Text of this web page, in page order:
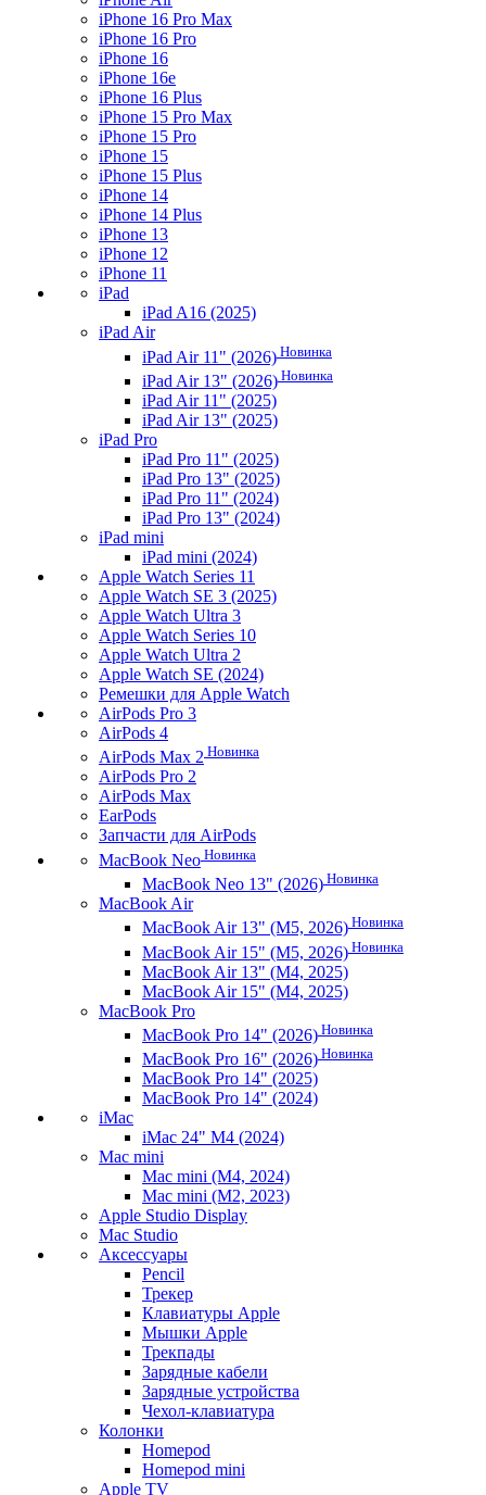
iPhone 16 Pro Max
iPhone 16 Pro
iPhone 16
iPhone 16e
iPhone 16 Plus
iPhone 15 Pro Max
iPhone 15 Pro
iPhone 15
iPhone 15 Plus
iPhone 14
iPhone 14 Plus
iPhone 13
iPhone 12
iPhone 11
iPad
iPad A16 (2025)
iPad Air
iPad Air 11" (2026) Новинка
iPad Air 13" (2026) Новинка
iPad Air 11" (2025)
iPad Air 13" (2025)
iPad Pro
iPad Pro 11" (2025)
iPad Pro 13" (2025)
iPad Pro 11" (2024)
iPad Pro 13" (2024)
iPad mini
iPad mini (2024)
Apple Watch Series 11
Apple Watch SE 3 (2025)
Apple Watch Ultra 3
Apple Watch Series 10
Apple Watch Ultra 2
Apple Watch SE (2024)
Ремешки для Apple Watch
AirPods Pro 3
AirPods 4
AirPods Max 2 Новинка
AirPods Pro 2
AirPods Max
EarPods
Запчасти для AirPods
MacBook Neo Новинка
MacBook Neo 13" (2026) Новинка
MacBook Air
MacBook Air 13" (M5, 2026) Новинка
MacBook Air 15" (M5, 2026) Новинка
MacBook Air 13" (M4, 2025)
MacBook Air 15" (M4, 2025)
MacBook Pro
MacBook Pro 14" (2026) Новинка
MacBook Pro 16" (2026) Новинка
MacBook Pro 14" (2025)
MacBook Pro 14" (2024)
iMac
iMac 24" M4 (2024)
Mac mini
Mac mini (M4, 2024)
Mac mini (M2, 2023)
Apple Studio Display
Mac Studio
Аксессуары
Pencil
Трекер
Клавиатуры Apple
Мышки Apple
Трекпады
Зарядные кабели
Зарядные устройства
Чехол-клавиатура
Колонки
Homepod
Homepod mini
Apple TV